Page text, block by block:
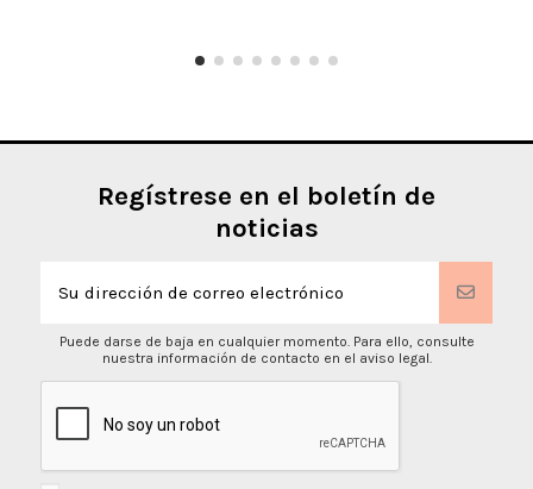
Regístrese en el boletín de
noticias
Puede darse de baja en cualquier momento. Para ello, consulte
nuestra información de contacto en el aviso legal.